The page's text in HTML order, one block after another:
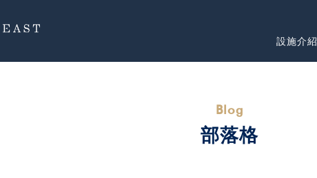
設施介紹
部落格